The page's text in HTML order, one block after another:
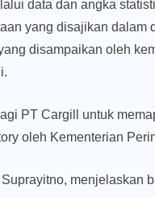
data dan angka
yang disajikan
disampaikan oleh
PT Cargill untuk
oleh Kementerian
menjelaskan